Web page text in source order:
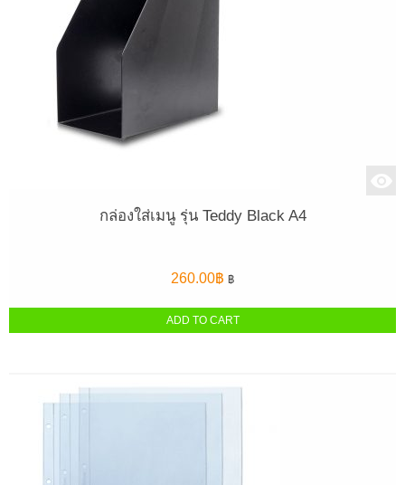
กล่องใส่เมนู รุ่น Teddy Black A4
260.00฿ ฿
ADD TO CART